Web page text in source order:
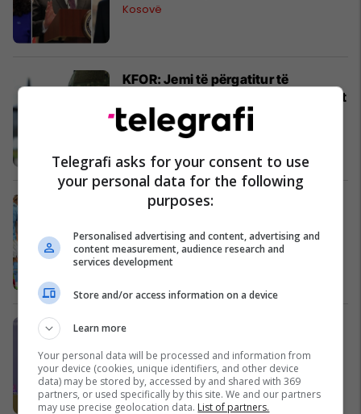
Kosovë
​KFOR: Jemi të përgatitur të
ndërhyjmë nëse rrezikohet stabilitet
në veri të Kosovës
Kosovë
Van Dijk vlerëson lart Haalandin: Do
mbrojtësve në Ligën Premier
Premier League
Osmani: Përpjekjet e Vuqiçit me
destabilizuar Kosovën, do të
dështojnë
Kosovë
Telegrafi asks for your consent to use
your personal data for the following
purposes:
Personalised advertising and content, advertising and
content measurement, audience research and
services development
Store and/or access information on a device
Learn more
Your personal data will be processed and information from
your device (cookies, unique identifiers, and other device
data) may be stored by, accessed by and shared with 369
partners, or used specifically by this site. We and our partners
may use precise geolocation data. List of partners.